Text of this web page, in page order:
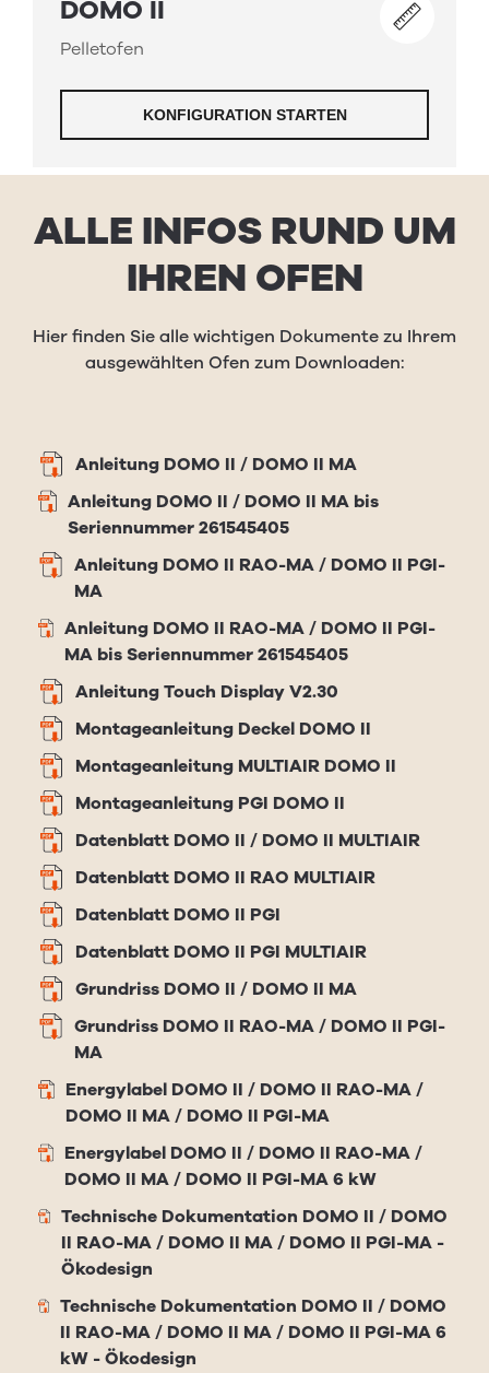
ALLE INFOS RUND UM
IHREN OFEN
Hier finden Sie alle wichtigen Dokumente zu Ihrem
ausgewählten Ofen zum Downloaden:
Anleitung DOMO II / DOMO II MA
Anleitung DOMO II / DOMO II MA bis
Seriennummer 261545405
Anleitung DOMO II RAO-MA / DOMO II PGI-
MA
Anleitung DOMO II RAO-MA / DOMO II PGI-
MA bis Seriennummer 261545405
Anleitung Touch Display V2.30
Montageanleitung Deckel DOMO II
Montageanleitung MULTIAIR DOMO II
Montageanleitung PGI DOMO II
Datenblatt DOMO II / DOMO II MULTIAIR
Datenblatt DOMO II RAO MULTIAIR
Datenblatt DOMO II PGI
Datenblatt DOMO II PGI MULTIAIR
Grundriss DOMO II / DOMO II MA
Grundriss DOMO II RAO-MA / DOMO II PGI-
MA
Energylabel DOMO II / DOMO II RAO-MA /
DOMO II MA / DOMO II PGI-MA
Energylabel DOMO II / DOMO II RAO-MA /
DOMO II MA / DOMO II PGI-MA 6 kW
Technische Dokumentation DOMO II / DOMO
II RAO-MA / DOMO II MA / DOMO II PGI-MA -
Ökodesign
Technische Dokumentation DOMO II / DOMO
II RAO-MA / DOMO II MA / DOMO II PGI-MA 6
kW - Ökodesign